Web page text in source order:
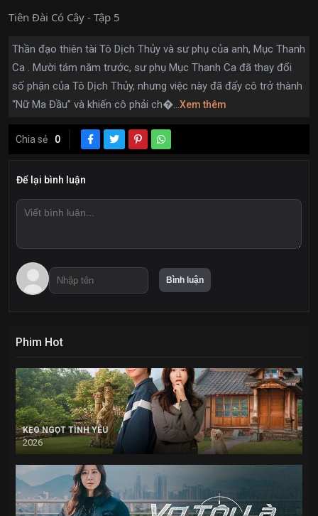
Tiên Đài Có Cây - Tập 5
Thần đạo thiên tài Tô Dịch Thủy và sư phụ của anh, Mục Thanh
Ca . Mười tám năm trước, sư phụ Mục Thanh Ca đã thay đổi
số phận của Tô Dịch Thủy, nhưng việc này đã đẩy cô trở thành
“Nữ Ma Đầu” và khiến cô phải ch�...Xem thêm
Chia sẻ 0
Để lại bình luận
Phim Hot
KẸO NGỌT TÌNH YÊU
2026